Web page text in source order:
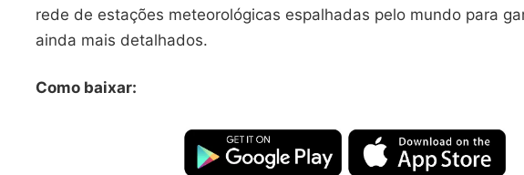
rede de estações meteorológicas espalhadas pelo mundo para
ainda mais detalhados.
Como baixar: